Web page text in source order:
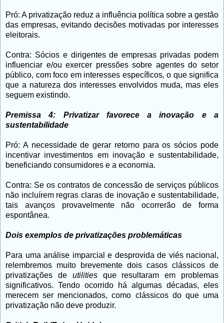
Pró: A privatização reduz a influência política sobre a gestão
das empresas, evitando decisões motivadas por interesses
eleitorais.
Contra: Sócios e dirigentes de empresas privadas podem
influenciar e/ou exercer pressões sobre agentes do setor
público, com foco em interesses específicos, o que significa
que a natureza dos interesses envolvidos muda, mas eles
seguem existindo.
Premissa 4: Privatizar favorece a inovação e a
sustentabilidade
Pró: A necessidade de gerar retorno para os sócios pode
incentivar investimentos em inovação e sustentabilidade,
beneficiando consumidores e a economia.
Contra: Se os contratos de concessão de serviços públicos
não incluírem regras claras de inovação e sustentabilidade,
tais avanços provavelmente não ocorrerão de forma
espontânea.
Dois exemplos de privatizações problemáticas
Para uma análise imparcial e desprovida de viés nacional,
relembremos muito brevemente dois casos clássicos de
privatizações de utilities que resultaram em problemas
significativos. Tendo ocorrido há algumas décadas, eles
merecem ser mencionados, como clássicos do que uma
privatização não deve produzir.